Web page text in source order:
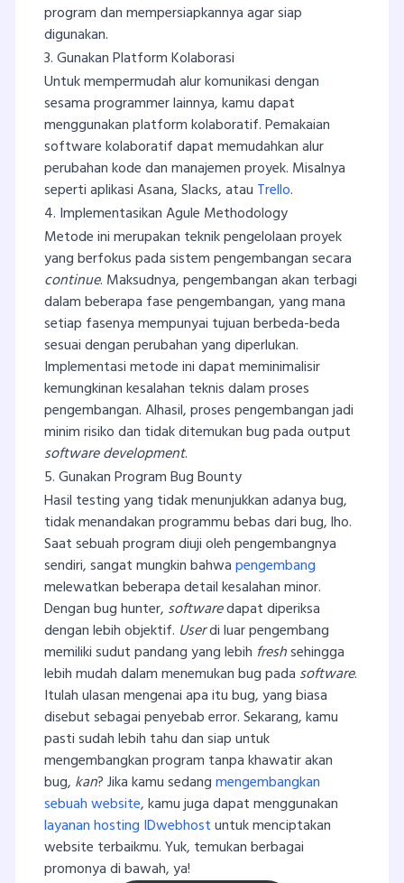
program dan mempersiapkannya agar siap
digunakan.
3. Gunakan Platform Kolaborasi
Untuk mempermudah alur komunikasi dengan
sesama programmer lainnya, kamu dapat
menggunakan platform kolaboratif. Pemakaian
software kolaboratif dapat memudahkan alur
perubahan kode dan manajemen proyek. Misalnya
seperti aplikasi Asana, Slacks, atau Trello.
4. Implementasikan Agule Methodology
Metode ini merupakan teknik pengelolaan proyek
yang berfokus pada sistem pengembangan secara
continue. Maksudnya, pengembangan akan terbagi
dalam beberapa fase pengembangan, yang mana
setiap fasenya mempunyai tujuan berbeda-beda
sesuai dengan perubahan yang diperlukan.
Implementasi metode ini dapat meminimalisir
kemungkinan kesalahan teknis dalam proses
pengembangan. Alhasil, proses pengembangan jadi
minim risiko dan tidak ditemukan bug pada output
software development.
5. Gunakan Program Bug Bounty
Hasil testing yang tidak menunjukkan adanya bug,
tidak menandakan programmu bebas dari bug, lho.
Saat sebuah program diuji oleh pengembangnya
sendiri, sangat mungkin bahwapengembang
melewatkan beberapa detail kesalahan minor.
Dengan bug hunter, softwaredapat diperiksa
dengan lebih objektif. Userdi luar pengembang
memiliki sudut pandang yang lebih freshsehingga
lebih mudah dalam menemukan bug pada software.
Itulah ulasan mengenai apa itu bug, yang biasa
disebut sebagai penyebab error. Sekarang, kamu
pasti sudah lebih tahu dan siap untuk
mengembangkan program tanpa khawatir akan
bug, kan? Jika kamu sedangmengembangkan
sebuah website, kamu juga dapat menggunakan
layanan hosting IDwebhostuntuk menciptakan
website terbaikmu. Yuk, temukan berbagai
promonya di bawah, ya!